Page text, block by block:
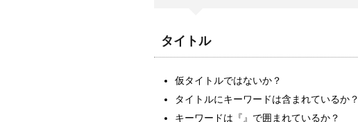
タイトル
仮タイトルではないか？
タイトルにキーワードは含まれているか？
キーワードは『』で囲まれているか？